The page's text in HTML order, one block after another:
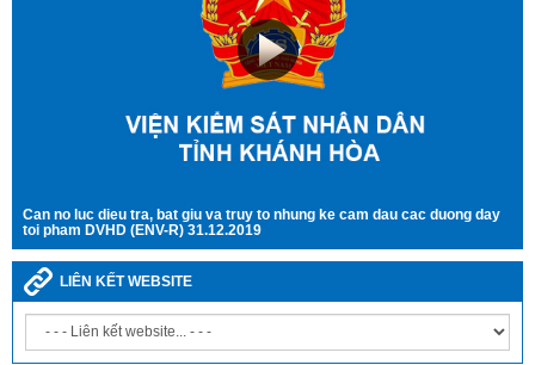
Can no luc dieu tra, bat giu va truy to nhung ke cam dau cac duong day
toi pham DVHD (ENV-R) 31.12.2019
LIÊN KẾT WEBSITE